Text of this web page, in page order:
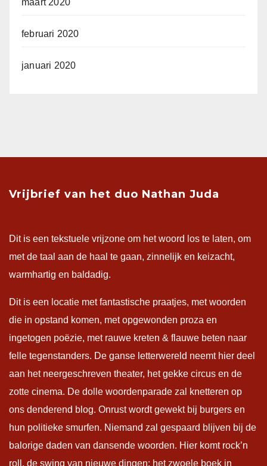
maart 2020
februari 2020
januari 2020
Vrijbrief van het duo Nathan Juda
Dit is een tekstuele vrijzone om het woord los te laten, om
met de taal aan de haal te gaan, zinnelijk en keizacht,
warmhartig en baldadig.
Dit is een locatie met fantastische praatjes, met woorden
die in opstand komen, met opgewonden proza en
ingetogen poëzie, met rauwe kreten & flauwe beten naar
felle tegenstanders. De ganse letterwereld neemt hier deel
aan het neergeschreven theater, het gekke circus en de
zotte cinema. De dolle woordenparade zal knetteren op
ons denderend blog. Onrust wordt gewekt bij burgers en
hun politieke smurfen. Niemand zal gespaard blijven bij de
balorige daden van dansende woorden. Hier komt rock’n
roll, de swing van nieuwe dingen: het zwoele boek in